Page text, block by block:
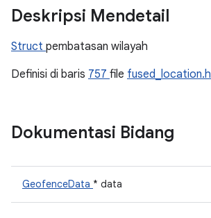
Deskripsi Mendetail
Struct pembatasan wilayah
Definisi di baris 757 file fused_location.h
Dokumentasi Bidang
GeofenceData * data